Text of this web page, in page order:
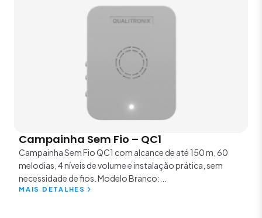
Campainha Sem Fio – QC1
Campainha Sem Fio QC1 com alcance de até 150 m, 60
melodias, 4 níveis de volume e instalação prática, sem
necessidade de fios. Modelo Branco:...
MAIS DETALHES